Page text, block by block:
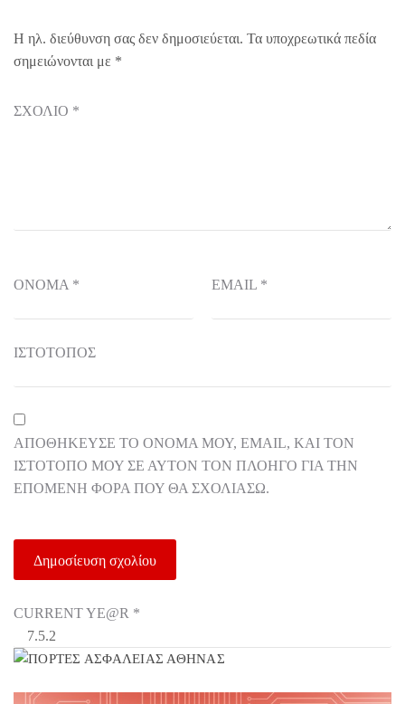
Η ηλ. διεύθυνση σας δεν δημοσιεύεται. Τα υποχρεωτικά πεδία
σημειώνονται με *
ΣΧΌΛΙΟ *
ΌΝΟΜΑ * EMAIL *
ΙΣΤΌΤΟΠΟΣ
ΑΠΟΘΉΚΕΥΣΕ ΤΟ ΌΝΟΜΆ ΜΟΥ, EMAIL, ΚΑΙ ΤΟΝ
ΙΣΤΌΤΟΠΟ ΜΟΥ ΣΕ ΑΥΤΌΝ ΤΟΝ ΠΛΟΗΓΌ ΓΙΑ ΤΗΝ
ΕΠΌΜΕΝΗ ΦΟΡΆ ΠΟΥ ΘΑ ΣΧΟΛΙΆΣΩ.
CURRENT YE@R *